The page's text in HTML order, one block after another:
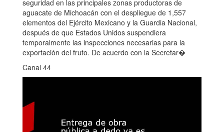
seguridad en las principales zonas productoras de
aguacate de Michoacán con el despliegue de 1,557
elementos del Ejército Mexicano y la Guardia Nacional,
después de que Estados Unidos suspendiera
temporalmente las inspecciones necesarias para la
exportación del fruto. De acuerdo con la Secretar�
Canal 44